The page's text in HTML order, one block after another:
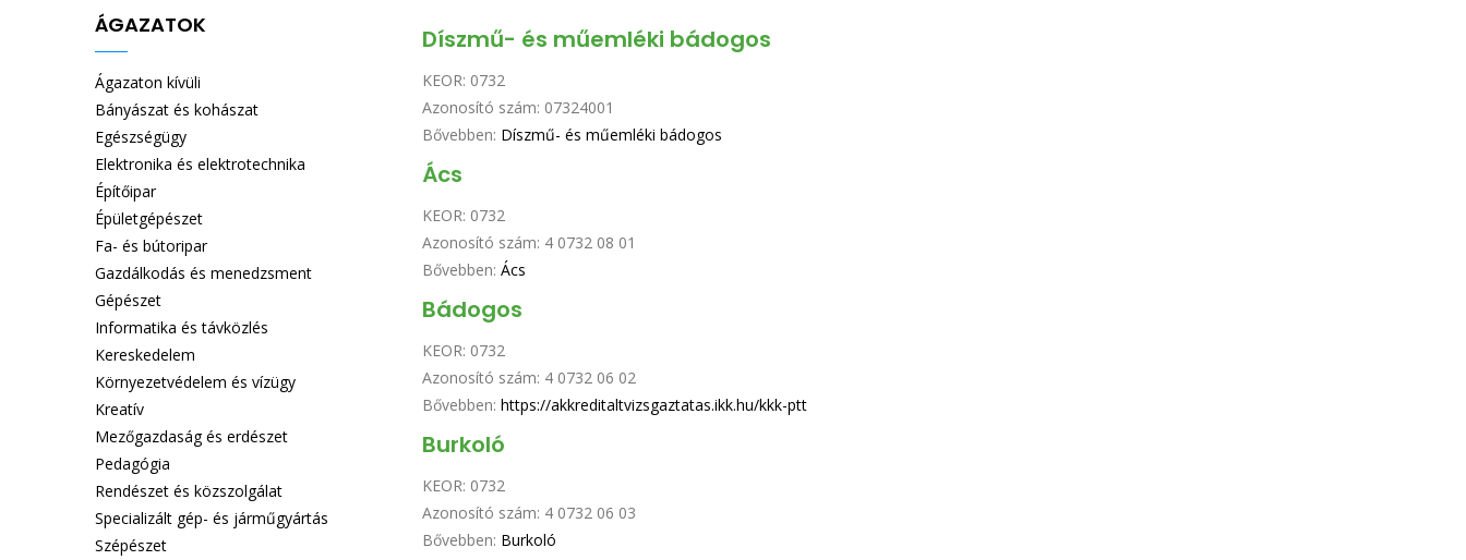
Díszmű- és műemléki bádogos
KEOR: 0732
Azonosító szám: 07324001
Bővebben: Díszmű- és műemléki bádogos
Ács
KEOR: 0732
Azonosító szám: 4 0732 08 01
Bővebben: Ács
Bádogos
KEOR: 0732
Azonosító szám: 4 0732 06 02
Bővebben: https://akkreditaltvizsgaztatas.ikk.hu/kkk-ptt
Burkoló
KEOR: 0732
Azonosító szám: 4 0732 06 03
Bővebben: Burkoló
ÁGAZATOK
Ágazaton kívüli
Bányászat és kohászat
Egészségügy
Elektronika és elektrotechnika
Építőipar
Épületgépészet
Fa- és bútoripar
Gazdálkodás és menedzsment
Gépészet
Informatika és távközlés
Kereskedelem
Környezetvédelem és vízügy
Kreatív
Mezőgazdaság és erdészet
Pedagógia
Rendészet és közszolgálat
Specializált gép- és járműgyártás
Szépészet